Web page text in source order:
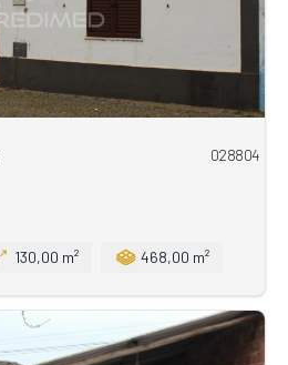
028804
130,00 m² 468,00 m²